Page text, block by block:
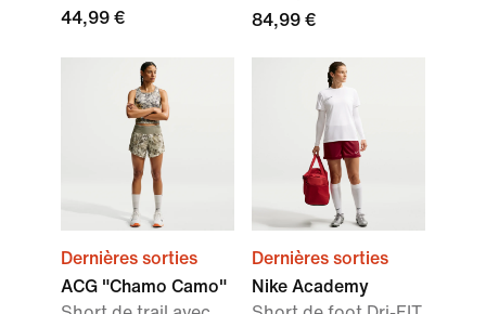
44,99 €
84,99 €
Dernières sorties
ACG "Chamo Camo"
Dernières sorties
Nike Academy